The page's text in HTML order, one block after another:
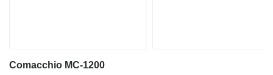
Comacchio MC-1200